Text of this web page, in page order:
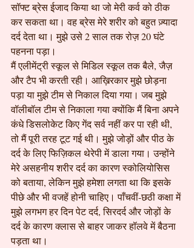
सॉफ्ट ब्रेस ईजाद किया था जो मेरी कर्व को ठीक
कर सकता था। वह ब्रेस मेरे शरीर को बहुत ज़्यादा
दर्द देता था। मुझे उसे 2 साल तक रोज़ 20 घंटे
पहनना पड़ा।
मैं एलीमेंट्री स्कूल से मिडिल स्कूल तक बैले, जैज़
और टैप भी करती रही। आख़िरकार मुझे छोड़ना
पड़ा या मुझे टीम से निकाल दिया गया। जब मुझे
वॉलीबॉल टीम से निकाला गया क्योंकि मैं बिना अपने
कंधे डिसलोकेट किए गेंद सर्व नहीं कर पा रही थी,
तो मैं पूरी तरह टूट गई थी। मुझे जोड़ों और पीठ के
दर्द के लिए फिज़िकल थेरेपी में डाला गया। उन्होंने
मेरे असहनीय शरीर दर्द का कारण स्कोलियोसिस
को बताया, लेकिन मुझे हमेशा लगता था कि इसके
पीछे और भी वजहें होनी चाहिए। पाँचवीं-छठी कक्षा में
मुझे लगभग हर दिन पेट दर्द, सिरदर्द और जोड़ों के
दर्द के कारण क्लास से बाहर जाकर हॉलवे में बैठना
पड़ता था।